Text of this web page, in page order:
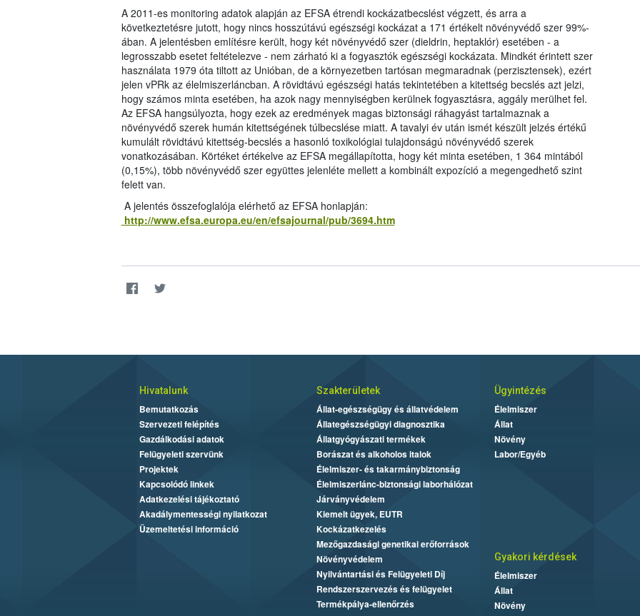
A 2011-es monitoring adatok alapján az EFSA étrendi kockázatbecslést végzett, és arra a
következtetésre jutott, hogy nincs hosszútávú egészségi kockázat a 171 értékelt növényvédő szer 99%-
ában. A jelentésben említésre került, hogy két növényvédő szer (dieldrin, heptaklór) esetében - a
legrosszabb esetet feltételezve - nem zárható ki a fogyasztók egészségi kockázata. Mindkét érintett szer
használata 1979 óta tiltott az Unióban, de a környezetben tartósan megmaradnak (perzisztensek), ezért
jelen vPRk az élelmiszerláncban. A rövidtávú egészségi hatás tekintetében a kitettség becslés azt jelzi,
hogy számos minta esetében, ha azok nagy mennyiségben kerülnek fogyasztásra, aggály merülhet fel.
Az EFSA hangsúlyozta, hogy ezek az eredmények magas biztonsági ráhagyást tartalmaznak a
növényvédő szerek humán kitettségének túlbecslése miatt. A tavalyi év után ismét készült jelzés értékű
kumulált rövidtávú kitettség-becslés a hasonló toxikológiai tulajdonságú növényvédő szerek
vonatkozásában. Körtéket értékelve az EFSA megállapította, hogy két minta esetében, 1 364 mintából
(0,15%), több növényvédő szer együttes jelenléte mellett a kombinált expozíció a megengedhető szint
felett van.
A jelentés összefoglalója elérhető az EFSA honlapján:
http://www.efsa.europa.eu/en/efsajournal/pub/3694.htm
Hivatalunk
Bemutatkozás
Szervezeti felépítés
Gazdálkodási adatok
Felügyeleti szervünk
Projektek
Kapcsolódó linkek
Adatkezelési tájékoztató
Akadálymentességi nyilatkozat
Üzemeltetési információ
Szakterületek
Állat-egészségügy és állatvédelem
Állategészségügyi diagnosztika
Állatgyógyászati termékek
Borászat és alkoholos italok
Élelmiszer- és takarmánybiztonság
Élelmiszerlánc-biztonsági laborhálózat
Járványvédelem
Kiemelt ügyek, EUTR
Kockázatkezelés
Mezőgazdasági genetikai erőforrások
Növényvédelem
Nyilvántartási és Felügyeleti Díj
Rendszerszervezés és felügyelet
Termékpálya-ellenőrzés
Ügyintézés
Élelmiszer
Állat
Növény
Labor/Egyéb
Gyakori kérdések
Élelmiszer
Állat
Növény